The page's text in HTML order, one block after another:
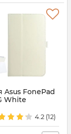
Asus FonePad
White
4.2 (12)